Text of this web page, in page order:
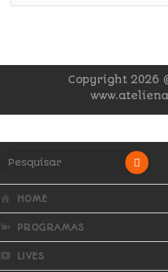
Copyright 2026
HOME
PROGRAMAS
LIVES